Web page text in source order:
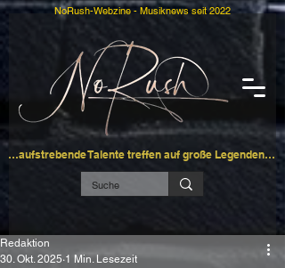
…aufstrebende Talente treffen auf große Legenden…
NoRush-Webzine - Musiknews seit 2022
Redaktion
30. Okt. 2025 1 Min. Lesezeit